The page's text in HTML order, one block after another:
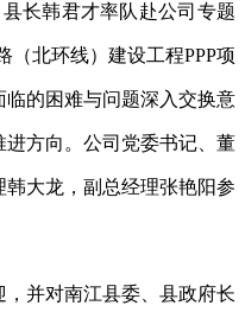
长韩君才率队赴公司专题
（北环线）建设工程PPP项
临的困难与问题深入交换意
进方向。公司党委书记、董
大龙，副总经理张艳阳参
并对南江县委、县政府长